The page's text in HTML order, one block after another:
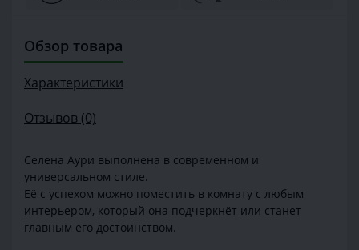
Обзор товара
Характеристики
Отзывов (0)
Селена Аури выполнена в современном и
универсальном стиле.
Её с успехом можно поместить в комнату с любым
интерьером, который она подчеркнёт или станет
главным его достоинством.